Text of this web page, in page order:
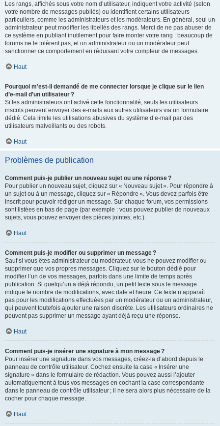
Les rangs, affichés sous votre nom d’utilisateur, indiquent votre activité (selon
votre nombre de messages publiés) ou identifient certains utilisateurs
particuliers, comme les administrateurs et les modérateurs. En général, seul un
administrateur peut modifier les libellés des rangs. Merci de ne pas abuser de
ce système en publiant inutilement pour faire monter votre rang : beaucoup de
forums ne le tolèrent pas, et un administrateur ou un modérateur peut
sanctionner ce comportement en réduisant votre compteur de messages.
Haut
Pourquoi m’est-il demandé de me connecter lorsque je clique sur le lien
d’e-mail d’un utilisateur ?
Si les administrateurs ont activé cette fonctionnalité, seuls les utilisateurs
inscrits peuvent envoyer des e-mails aux autres utilisateurs via un formulaire
dédié. Cela limite les utilisations abusives du système d’e-mail par des
utilisateurs malveillants ou des robots.
Haut
Problèmes de publication
Comment puis-je publier un nouveau sujet ou une réponse ?
Pour publier un nouveau sujet, cliquez sur « Nouveau sujet ». Pour répondre à
un sujet ou à un message, cliquez sur « Répondre ». Vous devez parfois être
inscrit pour pouvoir rédiger un message. Sur chaque forum, vos permissions
sont listées en bas de page (par exemple : vous pouvez publier de nouveaux
sujets, vous pouvez envoyer des pièces jointes, etc.).
Haut
Comment puis-je modifier ou supprimer un message ?
Sauf si vous êtes administrateur ou modérateur, vous ne pouvez modifier ou
supprimer que vos propres messages. Cliquez sur le bouton dédié pour
modifier l’un de vos messages, parfois dans une limite de temps après
publication. Si quelqu’un a déjà répondu, un petit texte sous le message
indique le nombre de modifications, avec date et heure. Ce texte n’apparaît
pas pour les modifications effectuées par un modérateur ou un administrateur,
qui peuvent toutefois ajouter une raison discrète. Les utilisateurs ordinaires ne
peuvent pas supprimer un message ayant déjà reçu une réponse.
Haut
Comment puis-je insérer une signature à mon message ?
Pour insérer une signature dans vos messages, créez-la d’abord depuis le
panneau de contrôle utilisateur. Cochez ensuite la case « Insérer une
signature » dans le formulaire de rédaction. Vous pouvez aussi l’ajouter
automatiquement à tous vos messages en cochant la case correspondante
dans le panneau de contrôle utilisateur ; il ne sera alors plus nécessaire de la
cocher pour chaque message.
Haut